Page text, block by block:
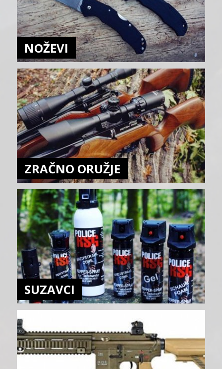
NOŽEVI
ZRAČNO ORUŽJE
SUZAVCI